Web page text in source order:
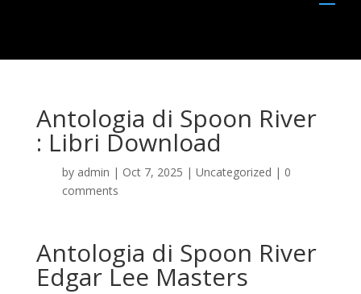
Antologia di Spoon River
: Libri Download
by admin | Oct 7, 2025 | Uncategorized | 0
comments
Antologia di Spoon River
Edgar Lee Masters